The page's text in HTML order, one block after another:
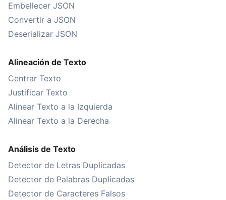
Embellecer JSON
Convertir a JSON
Deserializar JSON
Alineación de Texto
Centrar Texto
Justificar Texto
Alinear Texto a la Izquierda
Alinear Texto a la Derecha
Análisis de Texto
Detector de Letras Duplicadas
Detector de Palabras Duplicadas
Detector de Caracteres Falsos